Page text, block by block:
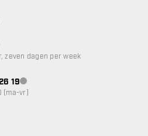
niet beschikbaar
zeven dagen per week
19klantenservice niet beschikbaar
(ma-vr)